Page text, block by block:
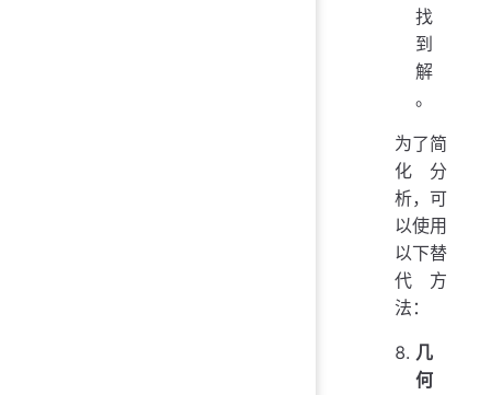
找
到
解
。
为了简
化分
析，可
以使用
以下替
代方
法：
几
何